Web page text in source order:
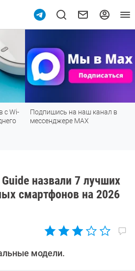
с Wi-
Подпишись на наш канал в
мессенджере МАХ
назвали 7 лучших
смартфонов на 2026
модели.